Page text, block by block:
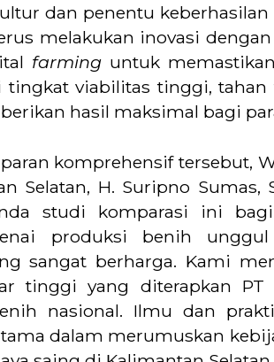
dan penentu keberhasilan
melakukan inovasi
farming untuk
viabilitas tinggi,
hasil maksimal bagi
komprehensif tersebut,
Selatan, H. Suripno Sumas,
studi komparasi ini bagi
produksi benih
sangat berharga. Kami
tinggi yang diterapkan PT
nasional. Ilmu dan
dalam merumuskan